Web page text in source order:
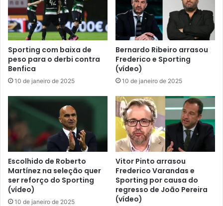
Sporting com baixa de
peso para o derbi contra
Benfica
10 de janeiro de 2025
Bernardo Ribeiro arrasou
Frederico e Sporting
(vídeo)
10 de janeiro de 2025
Escolhido de Roberto
Martínez na seleção quer
ser reforço do Sporting
(vídeo)
10 de janeiro de 2025
Vitor Pinto arrasou
Frederico Varandas e
Sporting por causa do
regresso de João Pereira
(vídeo)